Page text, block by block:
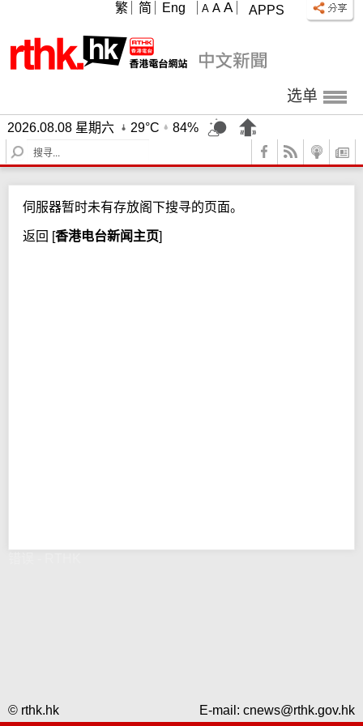
APPS
A A A
繁 简 Eng
选单
2026.08.08 星期六 29°C
84%
S
e
c
h
伺服器暂时未有存放阁下搜寻的页面。
返回 [香港电台新闻主页]
© rthk.hk E-mail: cnews@rthk.gov.hk